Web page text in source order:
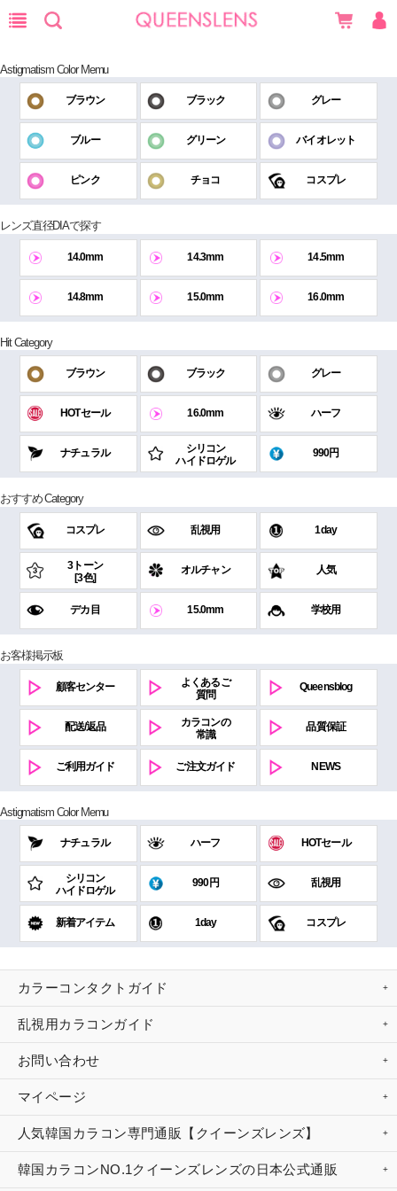
Astigmatism Color Memu
ブラウン ブラック グレー
ブルー グリーン バイオレット
ピンク チョコ コスプレ
レンズ直径DIAで探す
14.0mm 14.3mm 14.5mm
14.8mm 15.0mm 16.0mm
Hit Category
ブラウン ブラック グレー
HOTセール 16.0mm ハーフ
ナチュラル
シリコン
ハイドロゲル
990円
おすすめ Category
コスプレ 乱視用 1day
3トーン
[3色]
オルチャン 人気
デカ目 15.0mm 学校用
お客様掲示板
顧客センター
よくあるご
質問
Queensblog
配送/返品
カラコンの
常識
品質保証
ご利用ガイド ご注文ガイド NEWS
Astigmatism Color Memu
ナチュラル ハーフ HOTセール
シリコン
ハイドロゲル
990円 乱視用
新着アイテム 1day コスプレ
カラーコンタクトガイド
乱視用カラコンガイド
お問い合わせ
マイページ
人気韓国カラコン専門通販【クイーンズレンズ】
韓国カラコンNO.1クイーンズレンズの日本公式通販